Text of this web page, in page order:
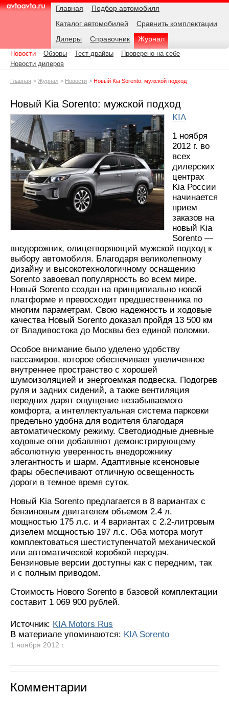
AvtoAvto.ru
Навигация Главная
Подбор автомобиля
Каталог автомобилей
Сравнить комплектации
Дилеры
Справочник Журнал
Подразделы
Новости Обзоры Тест-драйвы
Проверено на себе
Новости дилеров
Родительские
Главная Журнал Новости Новый Kia Sorento: мужской подход
Новый Kia Sorento: мужской подход
KIA
1 ноября
2012 г. во
всех
дилерских
центрах
Kia России
начинается
прием
заказов на
новый Kia
Sorento —
внедорожник, олицетворяющий мужской подход к
выбору автомобиля. Благодаря великолепному
дизайну и высокотехнологичному оснащению
Sorento завоевал популярность во всем мире.
Новый Sorento создан на принципиально новой
платформе и превосходит предшественника по
многим параметрам. Свою надежность и ходовые
качества Новый Sorento доказал пройдя 13 500 км
от Владивостока до Москвы без единой поломки.
Особое внимание было уделено удобству
пассажиров, которое обеспечивает увеличенное
внутреннее пространство с хорошей
шумоизоляцией и энергоемкая подвеска. Подогрев
руля и задних сидений, а также вентиляция
передних дарят ощущение незабываемого
комфорта, а интеллектуальная система парковки
предельно удобна для водителя благодаря
автоматическому режиму. Светодиодные дневные
ходовые огни добавляют демонстрирующему
абсолютную уверенность внедорожнику
элегантность и шарм. Адаптивные ксеноновые
фары обеспечивают отличную освещенность
дороги в темное время суток.
Новый Kia Sorento предлагается в 8 вариантах с
бензиновым двигателем объемом 2.4 л.
мощностью 175 л.с. и 4 вариантах с 2.2-литровым
дизелем мощностью 197 л.с. Оба мотора могут
комплектоваться шестиступенчатой механической
или автоматической коробкой передач.
Бензиновые версии доступны как с передним, так
и с полным приводом.
Стоимость Нового Sorento в базовой комплектации
составит 1 069 900 рублей.
Источник: KIA Motors Rus
В материале упоминаются: KIA Sorento
Дата:
1 ноября 2012 г.
Комментарии